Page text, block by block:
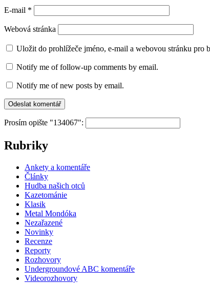
E-mail *
Webová stránka
Uložit do prohlížeče jméno, e-mail a webovou stránku pro
Notify me of follow-up comments by email.
Notify me of new posts by email.
Prosím opište "134067":
Rubriky
Ankety a komentáře
Články
Hudba našich otců
Kazetománie
Klasik
Metal Mondóka
Nezařazené
Novinky
Recenze
Reporty
Rozhovory
Undergroundové ABC komentáře
Videorozhovory